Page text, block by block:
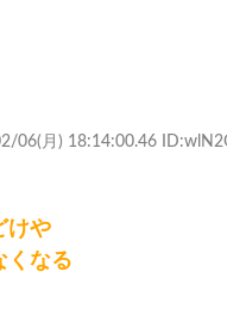
06(月) 18:14:00.46
けや
くなる